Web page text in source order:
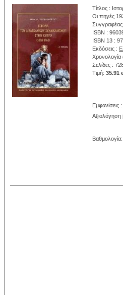
Τίτλος :
Οι πηγές
ISBN :
ISBN 13 :
Εκδόσεις :
Σελίδες :
Τιμή: 35.91
Εμφανίσεις
Αξιολόγηση